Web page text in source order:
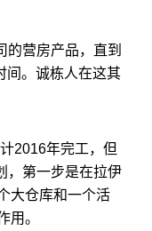
的营房产品，直到
间。诚栋人在这其
2016年完工，但
，第一步是在拉伊
大仓库和一个活
用。